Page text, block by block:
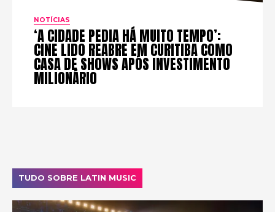
NOTÍCIAS
‘A CIDADE PEDIA HÁ MUITO TEMPO’:
CINE LIDO REABRE EM CURITIBA COMO
CASA DE SHOWS APÓS INVESTIMENTO
MILIONÁRIO
TUDO SOBRE LATIN MUSIC